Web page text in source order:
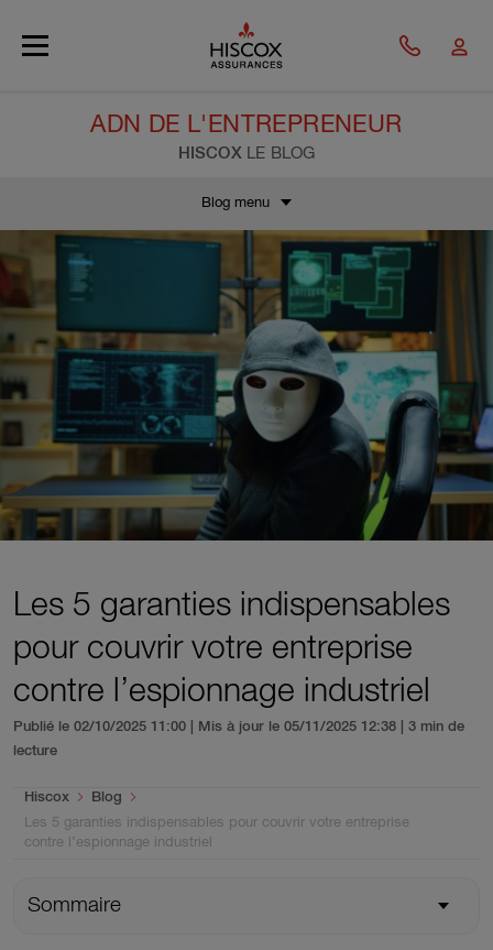
ADN DE L'ENTREPRENEUR
HISCOX LE BLOG
Blog menu
Les 5 garanties indispensables
pour couvrir votre entreprise
contre l’espionnage industriel
Publié le 02/10/2025 11:00 | Mis à jour le 05/11/2025 12:38
| 3 min de
lecture
You are here:
Hiscox
Blog
Les 5 garanties indispensables pour couvrir votre entreprise
contre l’espionnage industriel
Sommaire